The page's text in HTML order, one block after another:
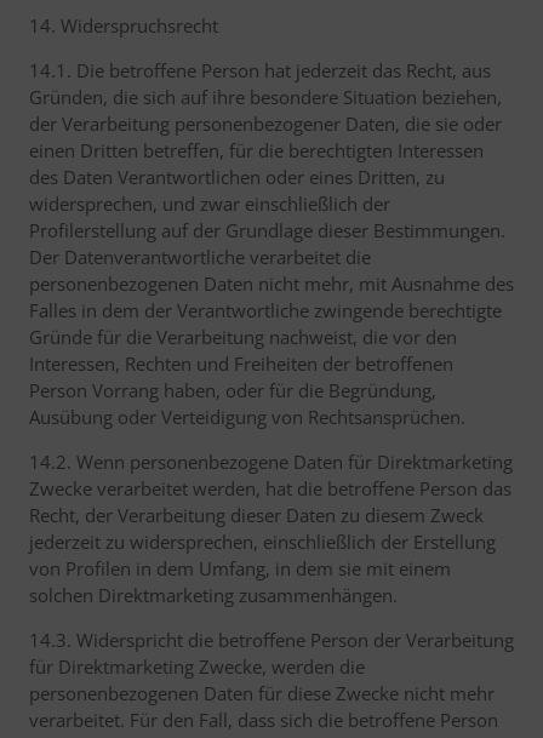
14. Widerspruchsrecht
14.1. Die betroffene Person hat jederzeit das Recht, aus
Gründen, die sich auf ihre besondere Situation beziehen,
der Verarbeitung personenbezogener Daten, die sie oder
einen Dritten betreffen, für die berechtigten Interessen
des Daten Verantwortlichen oder eines Dritten, zu
widersprechen, und zwar einschließlich der
Profilerstellung auf der Grundlage dieser Bestimmungen.
Der Datenverantwortliche verarbeitet die
personenbezogenen Daten nicht mehr, mit Ausnahme des
Falles in dem der Verantwortliche zwingende berechtigte
Gründe für die Verarbeitung nachweist, die vor den
Interessen, Rechten und Freiheiten der betroffenen
Person Vorrang haben, oder für die Begründung,
Ausübung oder Verteidigung von Rechtsansprüchen.
14.2. Wenn personenbezogene Daten für Direktmarketing
Zwecke verarbeitet werden, hat die betroffene Person das
Recht, der Verarbeitung dieser Daten zu diesem Zweck
jederzeit zu widersprechen, einschließlich der Erstellung
von Profilen in dem Umfang, in dem sie mit einem
solchen Direktmarketing zusammenhängen.
14.3. Widerspricht die betroffene Person der Verarbeitung
für Direktmarketing Zwecke, werden die
personenbezogenen Daten für diese Zwecke nicht mehr
verarbeitet. Für den Fall, dass sich die betroffene Person